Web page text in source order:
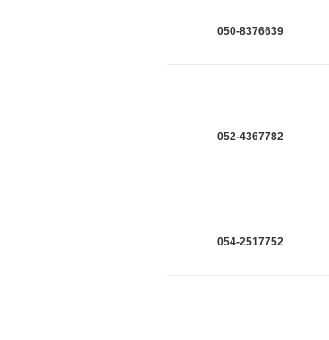
050-8376639
052-4367782
054-2517752